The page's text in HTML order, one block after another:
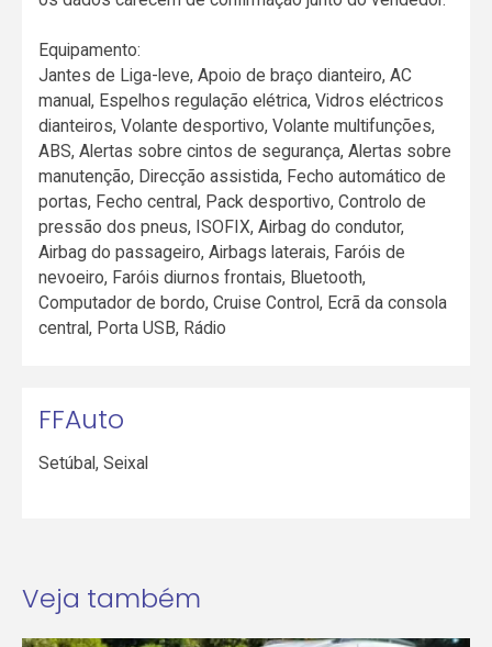
Equipamento:
Jantes de Liga-leve, Apoio de braço dianteiro, AC
manual, Espelhos regulação elétrica, Vidros eléctricos
dianteiros, Volante desportivo, Volante multifunções,
ABS, Alertas sobre cintos de segurança, Alertas sobre
manutenção, Direcção assistida, Fecho automático de
portas, Fecho central, Pack desportivo, Controlo de
pressão dos pneus, ISOFIX, Airbag do condutor,
Airbag do passageiro, Airbags laterais, Faróis de
nevoeiro, Faróis diurnos frontais, Bluetooth,
Computador de bordo, Cruise Control, Ecrã da consola
central, Porta USB, Rádio
FFAuto
Setúbal,Seixal
Veja também